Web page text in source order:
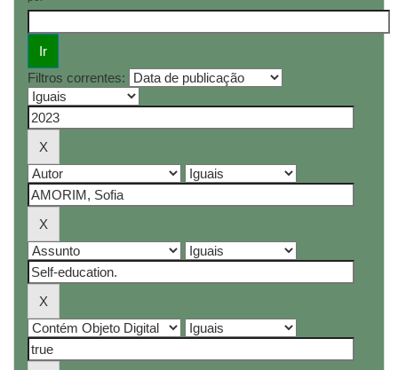
Filtros correntes: